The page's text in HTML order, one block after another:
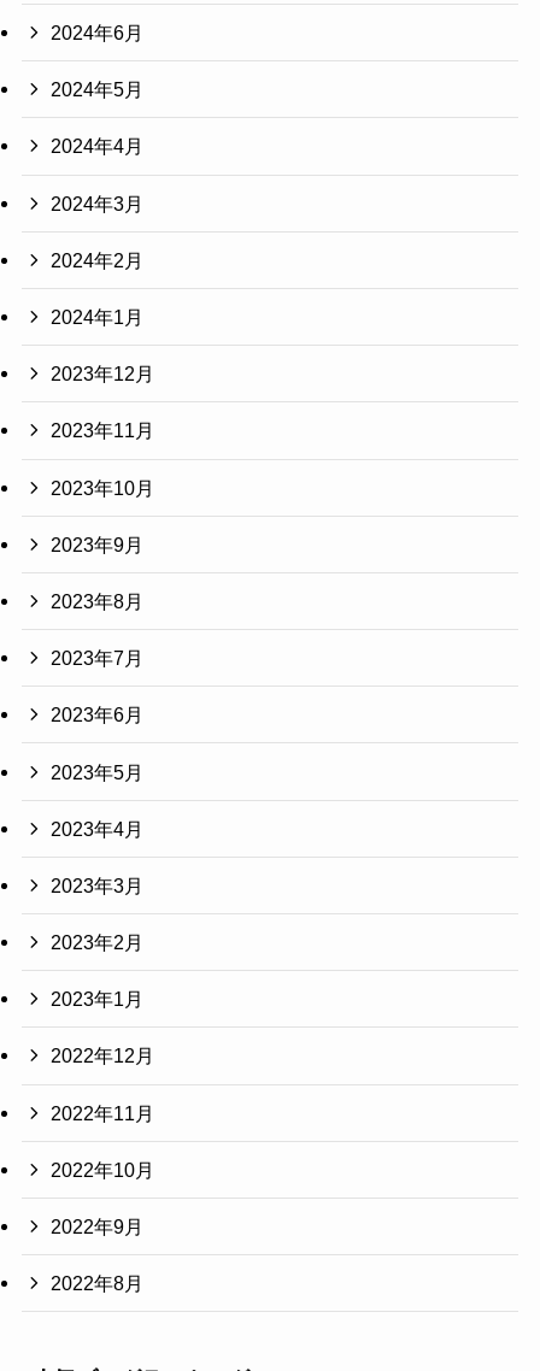
2024年6月
2024年5月
2024年4月
2024年3月
2024年2月
2024年1月
2023年12月
2023年11月
2023年10月
2023年9月
2023年8月
2023年7月
2023年6月
2023年5月
2023年4月
2023年3月
2023年2月
2023年1月
2022年12月
2022年11月
2022年10月
2022年9月
2022年8月